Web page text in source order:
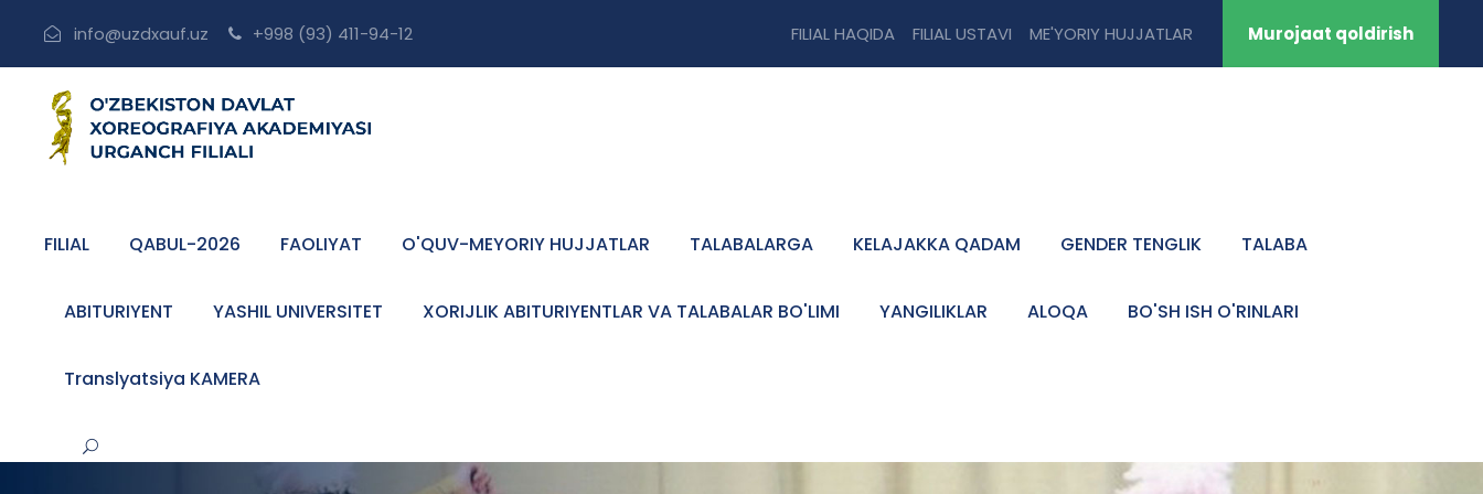
info@uzdxauf.uz +998 (93) 411-94-12 FILIAL HAQIDA FILIAL USTAVI ME'YORIY HUJJATLAR Murojaat qoldirish
FILIAL QABUL-2026 FAOLIYAT O'QUV-MEYORIY HUJJATLAR TALABALARGA KELAJAKKA QADAM GENDER TENGLIK TALABA
ABITURIYENT YASHIL UNIVERSITET XORIJLIK ABITURIYENTLAR VA TALABALAR BO'LIMI YANGILIKLAR ALOQA BO'SH ISH O'RINLARI
Translyatsiya KAMERA